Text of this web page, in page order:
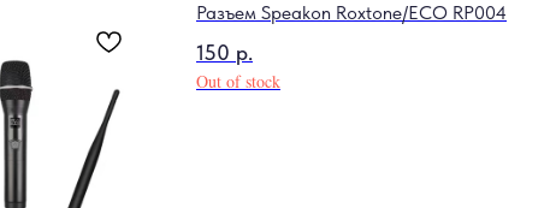
Разъем Speakon Roxtone/ECO RP004
150 р.
Out of stock